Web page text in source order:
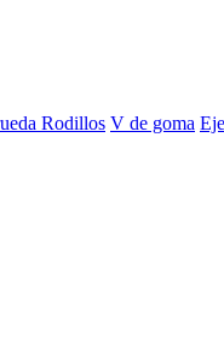
Rodillos V de goma